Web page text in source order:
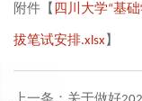
附件【 四川大学“基
拔笔试安排.xlsx 】